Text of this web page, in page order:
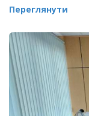
Переглянути